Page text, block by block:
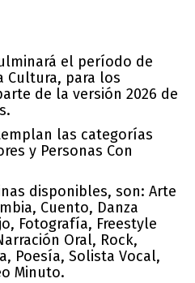
el período de
Cultura, para los
de la versión 2026 de
las categorías
y Personas Con
disponibles, son: Arte
Cuento, Danza
Fotografía, Freestyle
Oral, Rock,
Poesía, Solista Vocal,
Minuto.